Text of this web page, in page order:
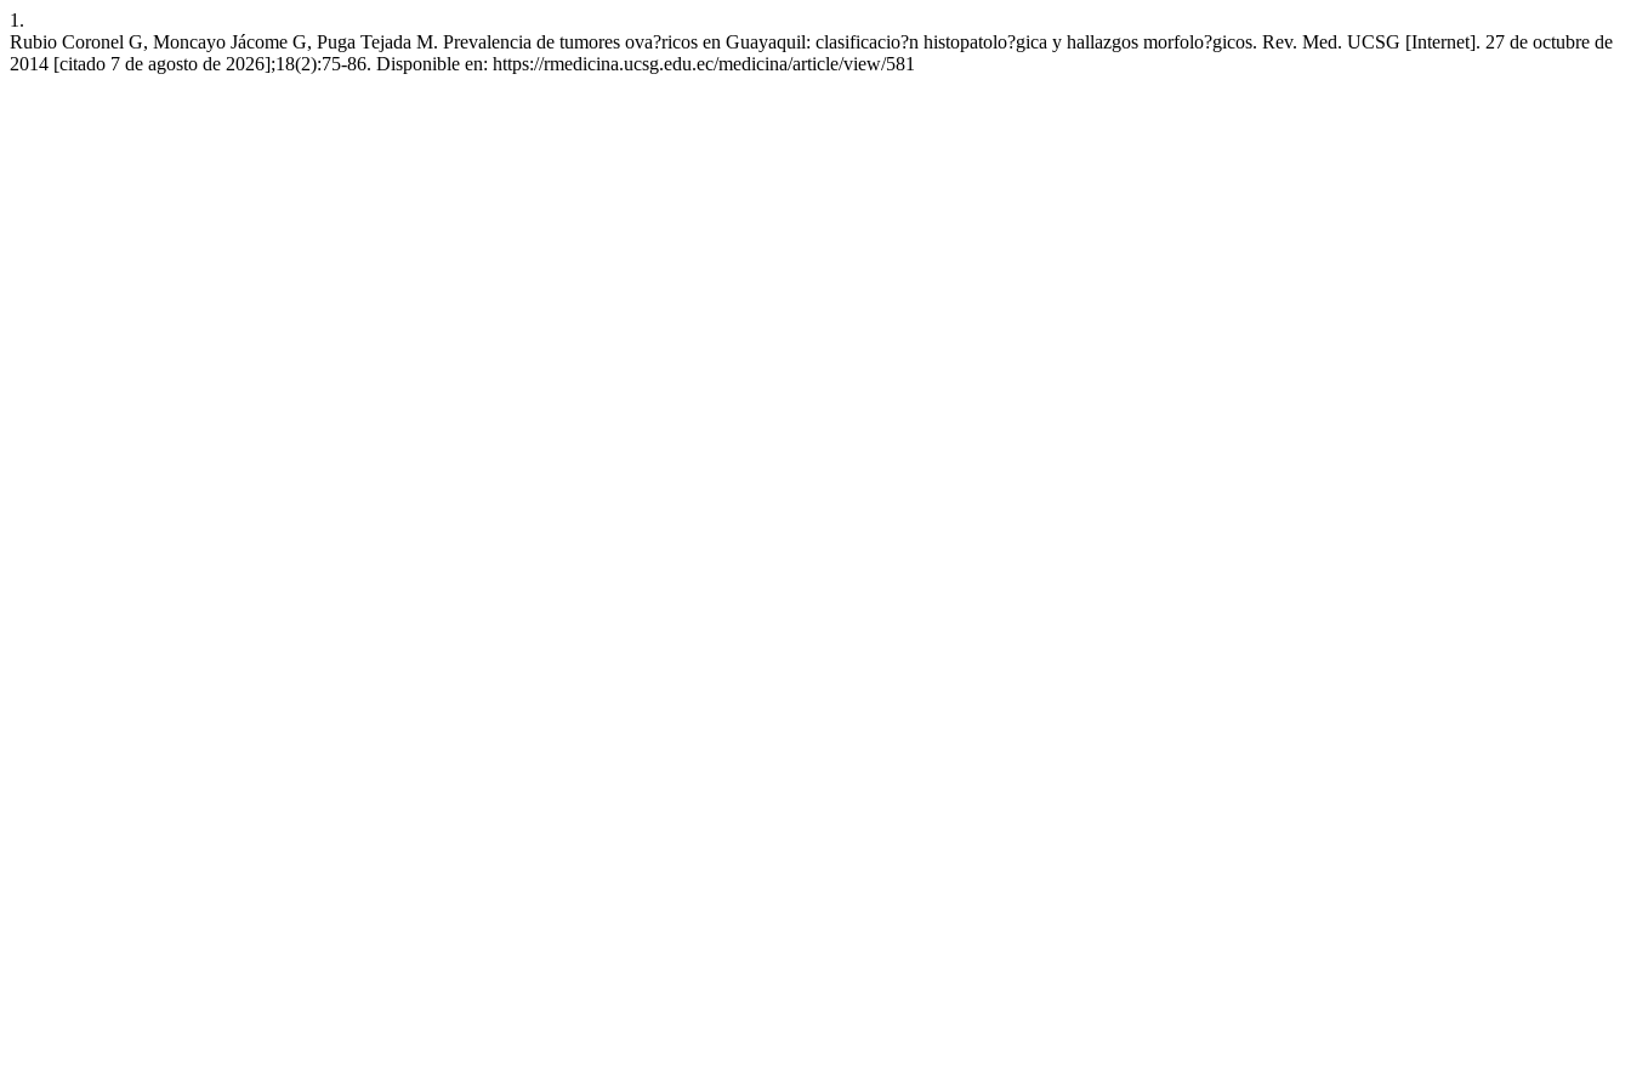
1.
Rubio Coronel G, Moncayo Jácome G, Puga Tejada M. Prevalencia de tumores ova?ricos en Guayaquil: clasificacio?n histopatolo?gica y hallazgos morfolo?gicos. Rev. Med. UCSG [Internet]. 27 de octubre de
2014 [citado 7 de agosto de 2026];18(2):75-86. Disponible en: https://rmedicina.ucsg.edu.ec/medicina/article/view/581